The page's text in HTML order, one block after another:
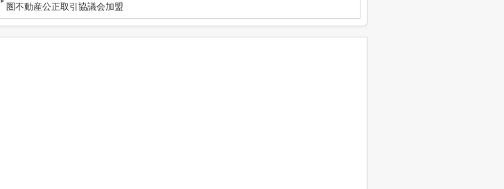
圏不動産公正取引協議会加盟